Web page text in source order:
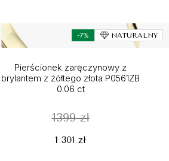
-7% NATURALNY
Pierścionek zaręczynowy z
brylantem z żółtego złota P0561ZB
0.06 ct
1399 zł
1 301 zł